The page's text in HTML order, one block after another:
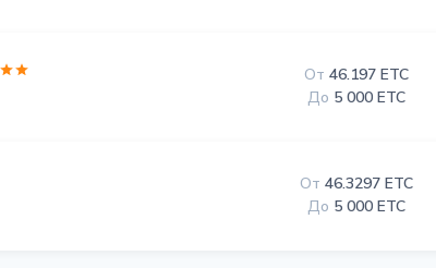
От 46.197 ETC
До 5 000 ETC
От 46.3297 ETC
До 5 000 ETC